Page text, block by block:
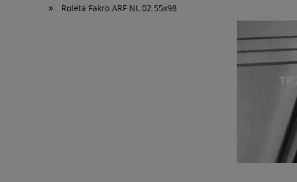
» Roleta Fakro ARF NL 02 55x98